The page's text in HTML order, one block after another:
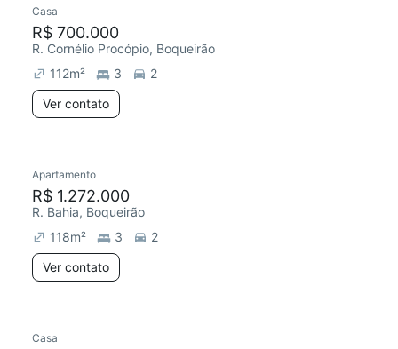
Casa
R$ 700.000
R. Cornélio Procópio, Boqueirão
112m² 3
2
Ver contato
Apartamento
R$ 1.272.000
R. Bahia, Boqueirão
118m² 3
2
Ver contato
Casa